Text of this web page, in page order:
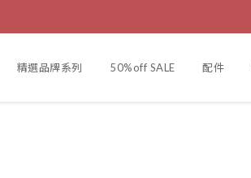
精選品牌系列 50%off SALE 配件